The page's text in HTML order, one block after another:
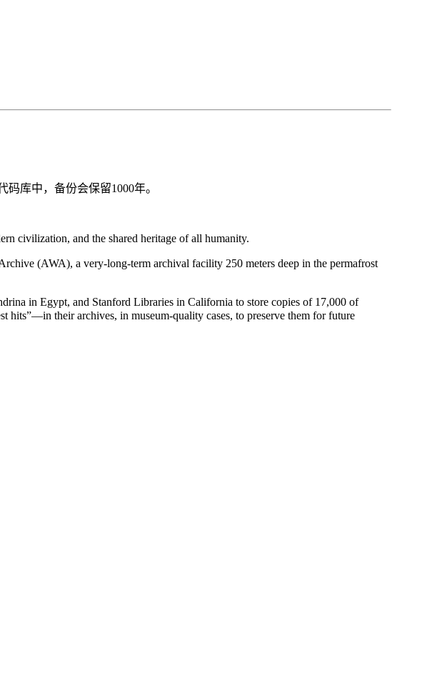
库中，备份会保留1000年。
civilization, and the shared heritage of all humanity.
(AWA), a very-long-term archival facility 250 meters deep in the permafrost
in Egypt, and Stanford Libraries in California to store copies of 17,000 of
hits”—in their archives, in museum-quality cases, to preserve them for future